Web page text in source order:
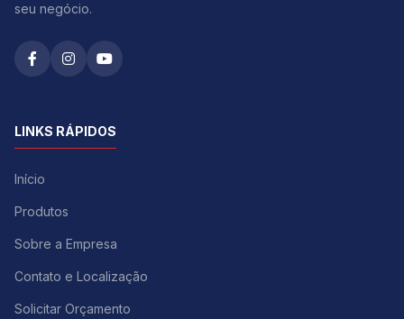
seu negócio.
LINKS RÁPIDOS
Início
Produtos
Sobre a Empresa
Contato e Localização
Solicitar Orçamento